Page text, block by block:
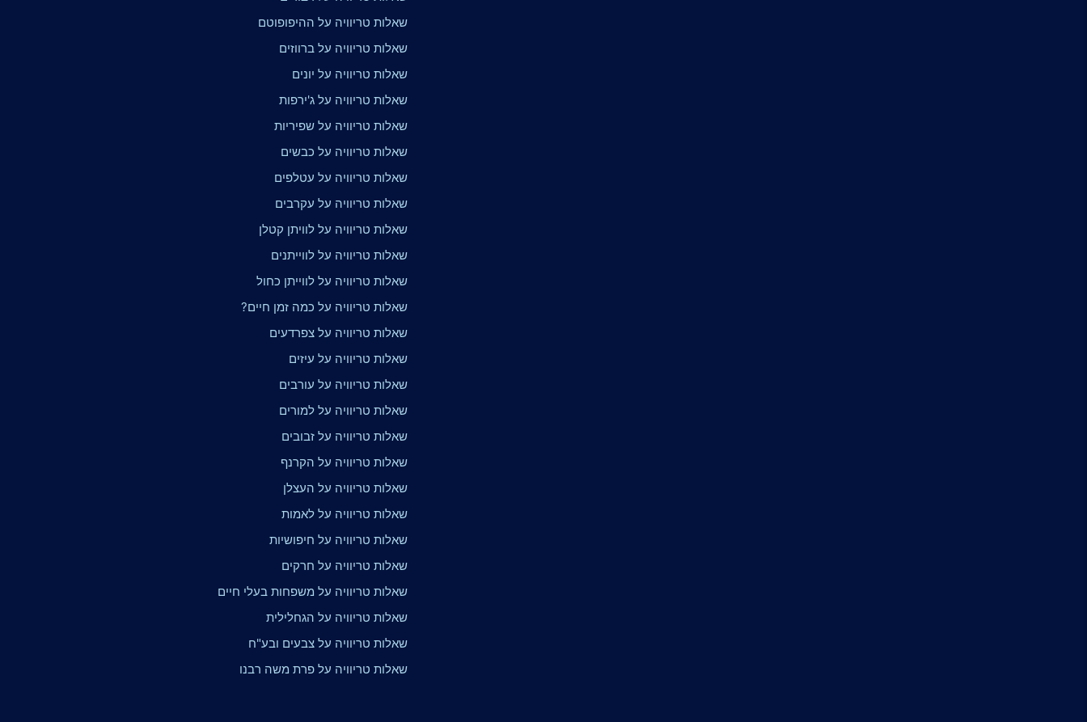
שאלות טריוויה על ההיפופוטם
שאלות טריוויה על ברווזים
שאלות טריוויה על יונים
שאלות טריוויה על ג'ירפות
שאלות טריוויה על שפיריות
שאלות טריוויה על כבשים
שאלות טריוויה על עטלפים
שאלות טריוויה על עקרבים
שאלות טריוויה על לוויתן קטלן
שאלות טריוויה על לווייתנים
שאלות טריוויה על לווייתן כחול
שאלות טריוויה על כמה זמן חיים?
שאלות טריוויה על צפרדעים
שאלות טריוויה על עיזים
שאלות טריוויה על עורבים
שאלות טריוויה על למורים
שאלות טריוויה על זבובים
שאלות טריוויה על הקרנף
שאלות טריוויה על העצלן
שאלות טריוויה על לאמות
שאלות טריוויה על חיפושיות
שאלות טריוויה על חרקים
שאלות טריוויה על משפחות בעלי חיים
שאלות טריוויה על הגחלילית
שאלות טריוויה על צבעים ובע"ח
שאלות טריוויה על פרת משה רבנו